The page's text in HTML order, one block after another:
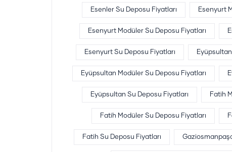
Esenler Su Deposu Fiyatları Esenyurt
Esenyurt Modüler Su Deposu Fiyatları
Esenyurt Su Deposu Fiyatları
Eyüpsultan Modüler Su Deposu Fiyatları
Eyüpsultan Su Deposu Fiyatları Fatih
Fatih Modüler Su Deposu Fiyatları
Fatih Su Deposu Fiyatları